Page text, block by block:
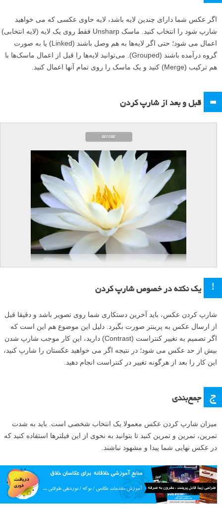
اگر عکس شما دارای چندین لایه باشد، لایه‌ حاوی عکسی که می خواهید
شارپ شود را انتخاب کنید. ماسک Unsharp فقط روی یک لایه (لایه انتخابی)
اعمال می شود؛ حتی اگر لایه‌ها به هم وصل باشند (Linked) یا به صورت
گروه درآمده باشند (Grouped). می‌توانید لایه‌ها را قبل از اعمال ماسک‌ها با
هم ترکیب (Merge) کنید و یک ماسک را روی تمام آنها اعمال کنید.
= قبل و بعد از شارپ کردن
! یک نکته در خصوص شارپ کردن
از ارسال عکس به پرینتر صورت بگیرد. دلیل این موضوع هم این است که
اگر تصمیم به تغییر کنتراست (Contrast) دارید، این کار موجب شارپ شدن
بیش از حد عکس می شود؛ در نتیجه اگر می خواهید عکستان را شارپ کنید،